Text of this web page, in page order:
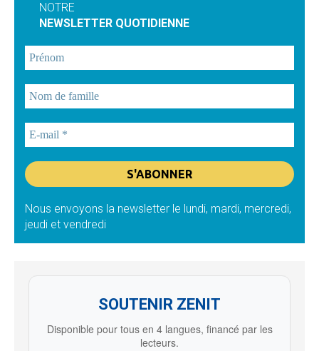
NOTRE
NEWSLETTER QUOTIDIENNE
Nous envoyons la newsletter le lundi, mardi, mercredi,
jeudi et vendredi
SOUTENIR ZENIT
Disponible pour tous en 4 langues, financé par les
lecteurs.